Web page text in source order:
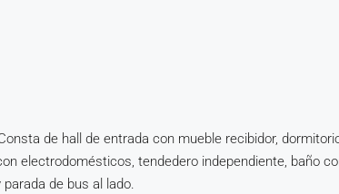
de hall de entrada con mueble recibidor,
electrodomésticos, tendedero independiente, baño
de bus al lado.